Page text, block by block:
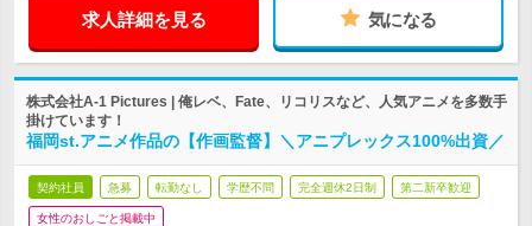
求人詳細を見る 気になる
株式会社A-1 Pictures | 俺レベ、Fate、リコリスなど、人気アニメを多数手
掛けています！
福岡st.アニメ作品の【作画監督】＼アニプレックス100%出資／
契約社員 急募 転勤なし 学歴不問 完全週休2日制 第二新卒歓迎
女性のおしごと掲載中